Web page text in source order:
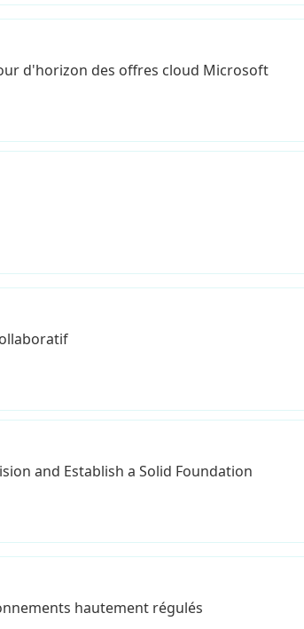
d'horizon des offres cloud Microsoft
and Establish a Solid Foundation
hautement régulés